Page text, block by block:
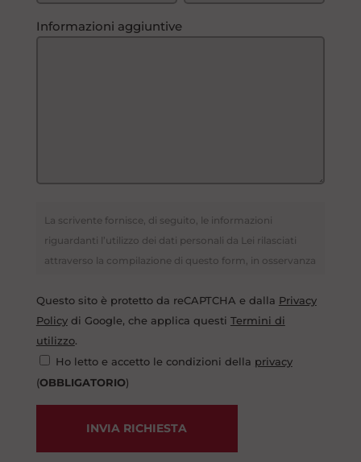
Informazioni aggiuntive
La scrivente fornisce, di seguito, le informazioni
riguardanti l’utilizzo dei dati personali da Lei rilasciati
attraverso la compilazione di questo form, in osservanza
alla protezione delle persone fisiche con riguardo al
trattamento dei dati personali, nonché alla libera
circolazione di tali dati (noto anche come GDPR). I dati
concernenti la Sua persona, da Lei spontaneamente
forniti tramite la compilazione di moduli informatici,
contatto con l’azienda e, eventualmente, eseguire il
Questo sito è protetto da reCAPTCHA e dalla Privacy
Policydi Google, che applica questi Termini di
utilizzo.
Ho letto e accetto le condizioni della privacy
(OBBLIGATORIO)
INVIA RICHIESTA